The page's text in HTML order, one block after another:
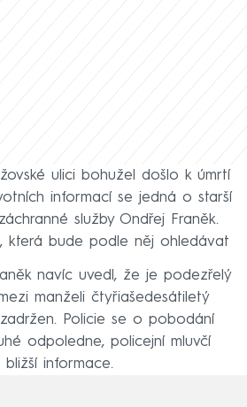
ulici bohužel došlo k úmrtí
informací se jedná o starší
služby Ondřej Franěk.
která bude podle něj ohledávat
navíc uvedl, že je podezřelý
manželi čtyřiašedesátiletý
Policie se o pobodání
odpoledne, policejní mluvčí
informace.